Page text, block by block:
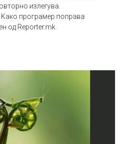
излегува.
програмер поправа
од Reporter.mk.